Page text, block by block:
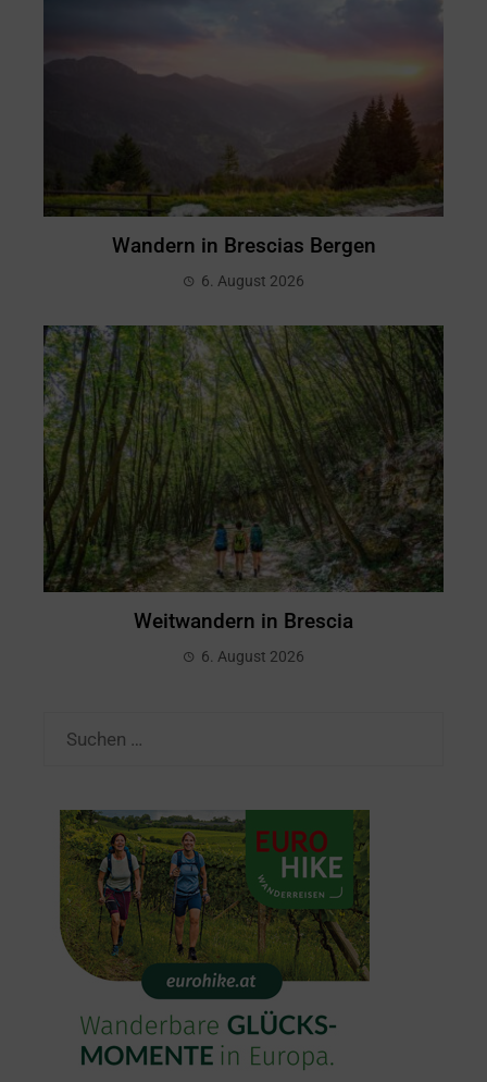
Wandern in Brescias Bergen
6. August 2026
Weitwandern in Brescia
6. August 2026